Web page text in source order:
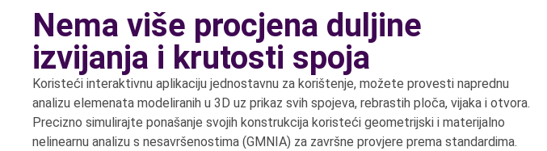
Nema više procjena duljine
izvijanja i krutosti spoja
Koristeći interaktivnu aplikaciju jednostavnu za korištenje, možete provesti naprednu
analizu elemenata modeliranih u 3D uz prikaz svih spojeva, rebrastih ploča, vijaka i otvora.
Precizno simulirajte ponašanje svojih konstrukcija koristeći geometrijski i materijalno
nelinearnu analizu s nesavršenostima (GMNIA) za završne provjere prema standardima.